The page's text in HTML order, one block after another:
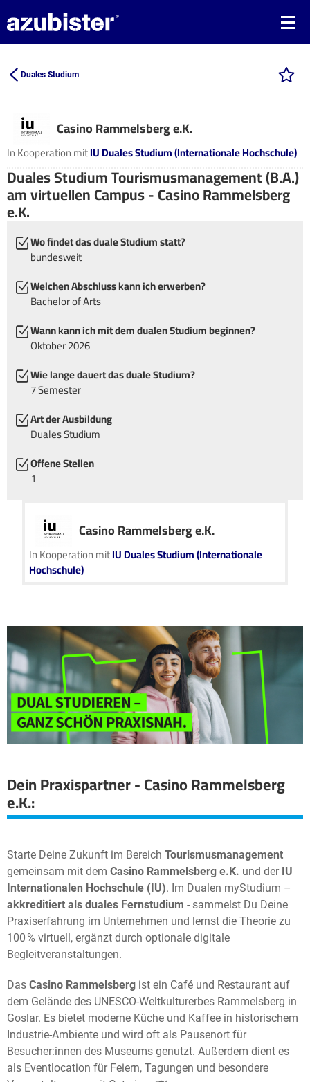
Duales Studium
Casino Rammelsberg e.K.
In Kooperation mitIU Duales Studium (Internationale Hochschule)
Duales Studium Tourismusmanagement (B.A.)
am virtuellen Campus - Casino Rammelsberg
e.K.
Wo findet das duale Studium statt?
bundesweit
Welchen Abschluss kann ich erwerben?
Bachelor of Arts
Wann kann ich mit dem dualen Studium beginnen?
Oktober 2026
Wie lange dauert das duale Studium?
7 Semester
Art der Ausbildung
Duales Studium
Offene Stellen
1
Casino Rammelsberg e.K.
In Kooperation mitIU Duales Studium (Internationale
Hochschule)
Dein Praxispartner - Casino Rammelsberg
e.K.:
Starte Deine Zukunft im Bereich Tourismusmanagement
gemeinsam mit dem Casino Rammelsberg e.K. und der IU
Internationalen Hochschule (IU). Im Dualen myStudium –
akkreditiert als duales Fernstudium - sammelst Du Deine
Praxiserfahrung im Unternehmen und lernst die Theorie zu
100 % virtuell, ergänzt durch optionale digitale
Begleitveranstaltungen.
Das Casino Rammelsberg ist ein Café und Restaurant auf
dem Gelände des UNESCO-Weltkulturerbes Rammelsberg in
Goslar. Es bietet moderne Küche und Kaffee in historischem
Industrie-Ambiente und wird oft als Pausenort für
Besucher:innen des Museums genutzt. Außerdem dient es
als Eventlocation für Feiern, Tagungen und besondere